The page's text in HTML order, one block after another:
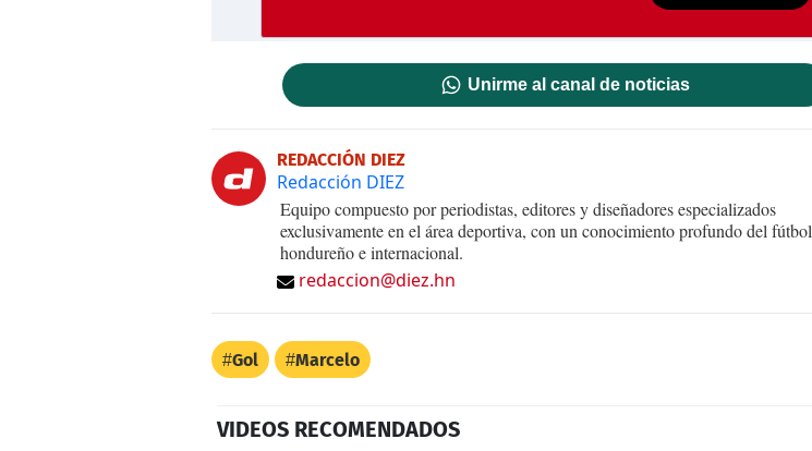
Unirme al canal de noticias
REDACCIÓN DIEZ
Redacción DIEZ
Equipo compuesto por periodistas, editores y diseñadores especializados
exclusivamente en el área deportiva, con un conocimiento profundo del fútbol
hondureño e internacional.
redaccion@diez.hn
Gol Marcelo
VIDEOS RECOMENDADOS